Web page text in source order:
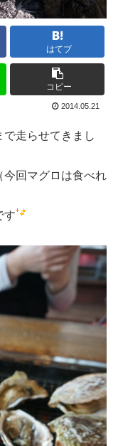
はてブ
コピー
2014.05.21
走らせてきまし
今回マグロは食べれ
す